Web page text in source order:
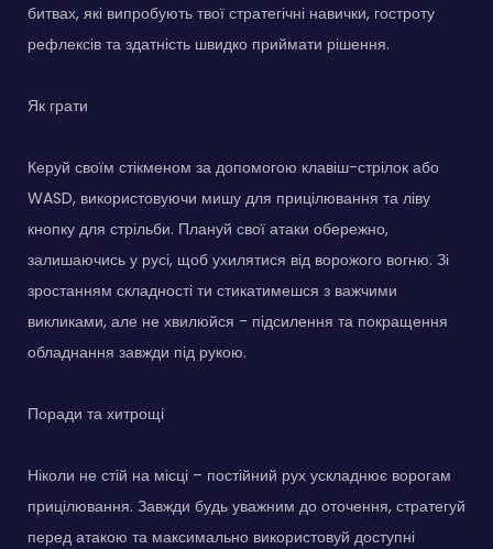
битвах, які випробують твої стратегічні навички, гостроту
рефлексів та здатність швидко приймати рішення.
Як грати
Керуй своїм стікменом за допомогою клавіш-стрілок або
WASD, використовуючи мишу для прицілювання та ліву
кнопку для стрільби. Плануй свої атаки обережно,
залишаючись у русі, щоб ухилятися від ворожого вогню. Зі
зростанням складності ти стикатимешся з важчими
викликами, але не хвилюйся - підсилення та покращення
обладнання завжди під рукою.
Поради та хитрощі
Ніколи не стій на місці – постійний рух ускладнює ворогам
прицілювання. Завжди будь уважним до оточення, стратегуй
перед атакою та максимально використовуй доступні